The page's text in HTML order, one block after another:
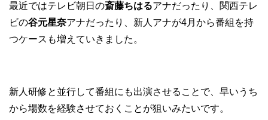
最近ではテレビ朝日の斎藤ちはるアナだったり、関西テレ
ビの谷元星奈アナだったり、新人アナが4月から番組を持
つケースも増えていきました。
新人研修と並行して番組にも出演させることで、早いうち
から場数を経験させておくことが狙いみたいです。